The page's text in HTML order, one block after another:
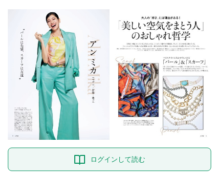
ログインして読む